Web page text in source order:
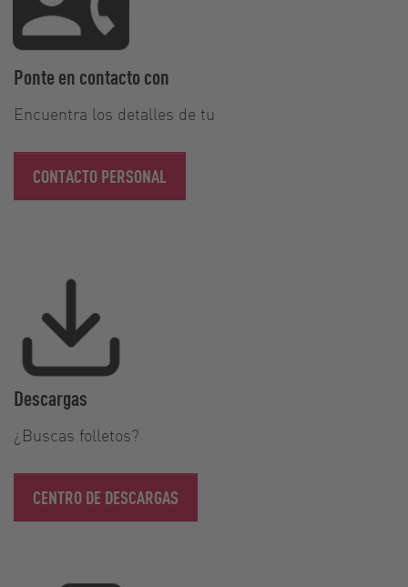
Ponte en contacto con
Encuentra los detalles de tu
CONTACTO PERSONAL
Descargas
¿Buscas folletos?
CENTRO DE DESCARGAS